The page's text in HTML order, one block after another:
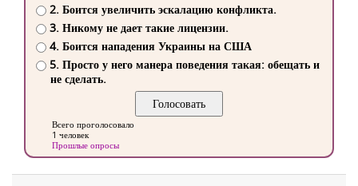
2. Боится увеличить эскалацию конфликта.
3. Никому не дает такие лицензии.
4. Боится нападения Украины на США
5. Просто у него манера поведения такая: обещать и
не сделать.
Всего проголосовало
1 человек
Прошлые опросы